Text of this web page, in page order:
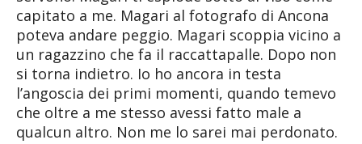
capitato a me. Magari al fotografo di Ancona
poteva andare peggio. Magari scoppia vicino a
un ragazzino che fa il raccattapalle. Dopo non
si torna indietro. Io ho ancora in testa
l’angoscia dei primi momenti, quando temevo
che oltre a me stesso avessi fatto male a
qualcun altro. Non me lo sarei mai perdonato.